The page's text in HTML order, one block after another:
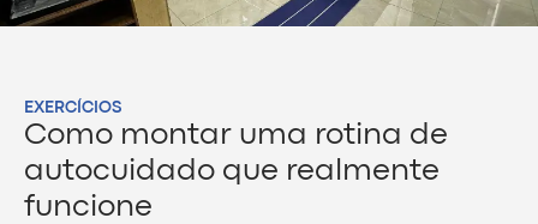
EXERCÍCIOS
Como montar uma rotina de
autocuidado que realmente
funcione